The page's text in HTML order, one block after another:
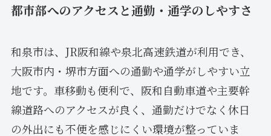
都市部へのアクセスと通勤・通学のしやすさ
和泉市は、JR阪和線や泉北高速鉄道が利用でき、
大阪市内・堺市方面への通勤や通学がしやすい立
地です。車移動も便利で、阪和自動車道や主要幹
線道路へのアクセスが良く、通勤だけでなく休日
の外出にも不便を感じにくい環境が整っていま